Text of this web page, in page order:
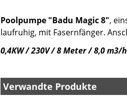
Poolpumpe "Badu Magic 8",
laufruhig, mit Fasernfänger.
0,4KW / 230V / 8 Meter / 8,0 m3/h
Verwandte Produkte